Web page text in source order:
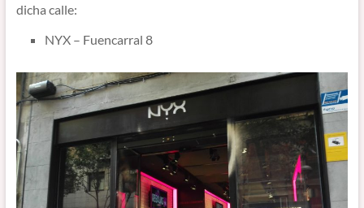
dicha calle:
NYX – Fuencarral 8